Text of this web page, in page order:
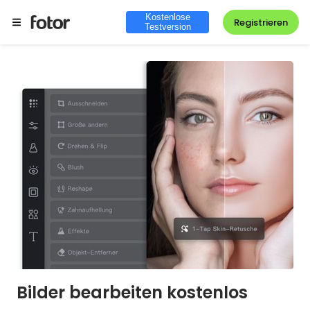
Kostenlose
Testversion
Registrieren
Bilder bearbeiten kostenlos